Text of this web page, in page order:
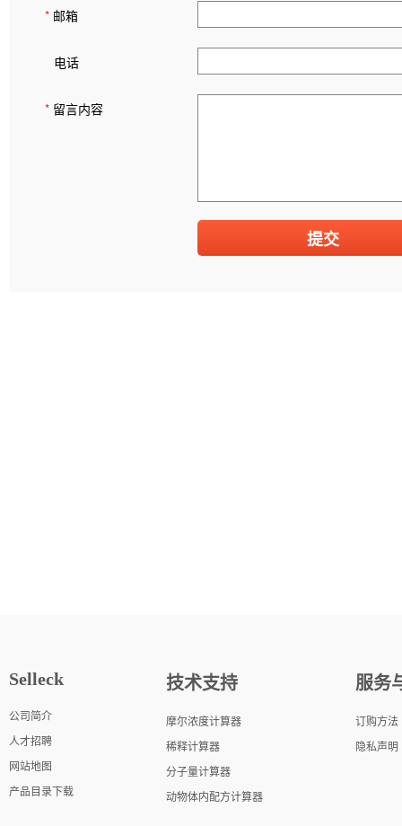
* 邮箱
电话
* 留言内容
Selleck
公司简介
人才招聘
网站地图
产品目录下载
技术支持
摩尔浓度计算器
稀释计算器
分子量计算器
动物体内配方计算器
服务
订购方法
隐私声明